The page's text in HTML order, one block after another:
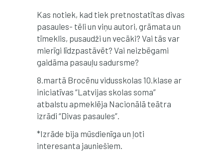
Kas notiek, kad tiek pretnostatītas divas
pasaules- tēli un viņu autori, grāmata un
tīmeklis, pusaudži un vecāki? Vai tās var
mierīgi līdzpastāvēt? Vai neizbēgami
gaidāma pasauļu sadursme?
8.martā Brocēnu vidusskolas 10.klase ar
iniciatīvas “Latvijas skolas soma”
atbalstu apmeklēja Nacionālā teātra
izrādi “Divas pasaules”.
*Izrāde bija mūsdienīga un ļoti
interesanta jauniešiem.